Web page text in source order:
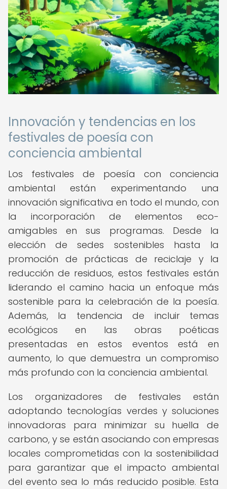
Innovación y tendencias en los
festivales de poesía con
conciencia ambiental
Los festivales de poesía con conciencia
ambiental están experimentando una
innovación significativa en todo el mundo, con
la incorporación de elementos eco-
amigables en sus programas. Desde la
elección de sedes sostenibles hasta la
promoción de prácticas de reciclaje y la
reducción de residuos, estos festivales están
liderando el camino hacia un enfoque más
sostenible para la celebración de la poesía.
Además, la tendencia de incluir temas
ecológicos en las obras poéticas
presentadas en estos eventos está en
aumento, lo que demuestra un compromiso
más profundo con la conciencia ambiental.
Los organizadores de festivales están
adoptando tecnologías verdes y soluciones
innovadoras para minimizar su huella de
carbono, y se están asociando con empresas
locales comprometidas con la sostenibilidad
para garantizar que el impacto ambiental
del evento sea lo más reducido posible. Esta